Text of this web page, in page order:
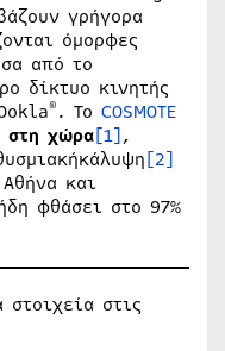
γρήγορα
όμορφες
από το
δίκτυο κινητής
®. Το COSMOTE
στη χώρα[1],
[2]
και
φθάσει στο 97%
στις